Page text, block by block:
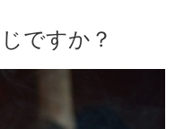
ですか？